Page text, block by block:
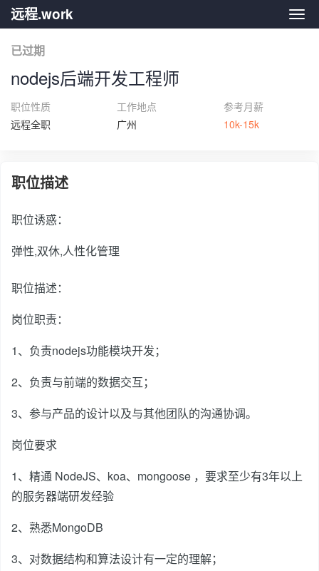
远
远程.work
已过期
nodejs后端开发工程师
职位性质
远程全职
工作地点
广州
参考月薪
10k-15k
职位描述
职位诱惑：
弹性,双休,人性化管理
职位描述：
岗位职责：
1、负责nodejs功能模块开发；
2、负责与前端的数据交互；
3、参与产品的设计以及与其他团队的沟通协调。
岗位要求
1、精通 NodeJS、koa、mongoose ，要求至少有3年以上
的服务器端研发经验
2、熟悉MongoDB
3、对数据结构和算法设计有一定的理解；